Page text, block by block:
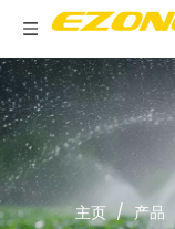
主页 / 产品